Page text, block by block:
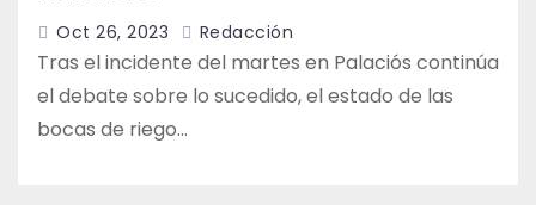
Oct 26, 2023 Redacción
Tras el incidente del martes en Palaciós continúa
el debate sobre lo sucedido, el estado de las
bocas de riego…